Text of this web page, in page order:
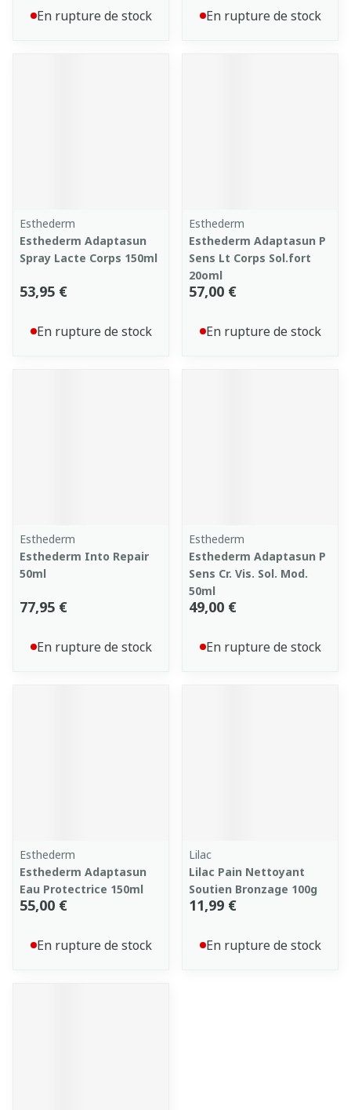
En rupture de stock En rupture de stock
Esthederm
Esthederm Adaptasun
Spray Lacte Corps 150ml
53,95 €
En rupture de stock
Esthederm
Esthederm Adaptasun P
Sens Lt Corps Sol.fort
20oml
57,00 €
En rupture de stock
Esthederm
Esthederm Into Repair
50ml
77,95 €
En rupture de stock
Esthederm
Esthederm Adaptasun P
Sens Cr. Vis. Sol. Mod.
50ml
49,00 €
En rupture de stock
Esthederm
Esthederm Adaptasun
Eau Protectrice 150ml
55,00 €
En rupture de stock
Lilac
Lilac Pain Nettoyant
Soutien Bronzage 100g
11,99 €
En rupture de stock